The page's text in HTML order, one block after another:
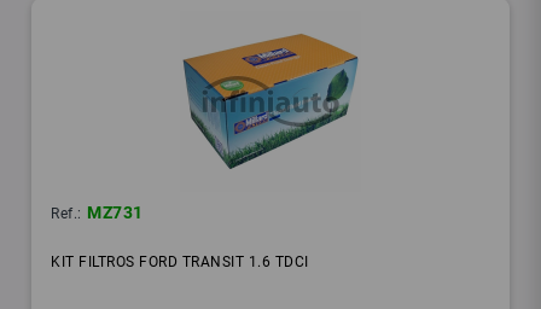
Ref.: MZ731
KIT FILTROS FORD TRANSIT 1.6 TDCI